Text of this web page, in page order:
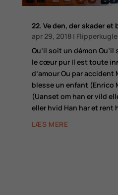
22. Ve den, der skader et
apr 29, 2018| Flipperkugle
Qu’il soit un démon
le cœur pur Il est toute
d’amour Ou par accident
blesse un enfant (Enrico
(Uanset om han er vild
eller hvid Han har et rent
LÆS MERE